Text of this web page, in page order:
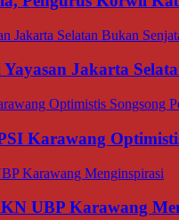
Jakarta
Karawang
UBP Karawang